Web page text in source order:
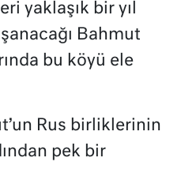
yaklaşık bir yıl
Bahmut
bu köyü ele
Rus birliklerinin
pek bir